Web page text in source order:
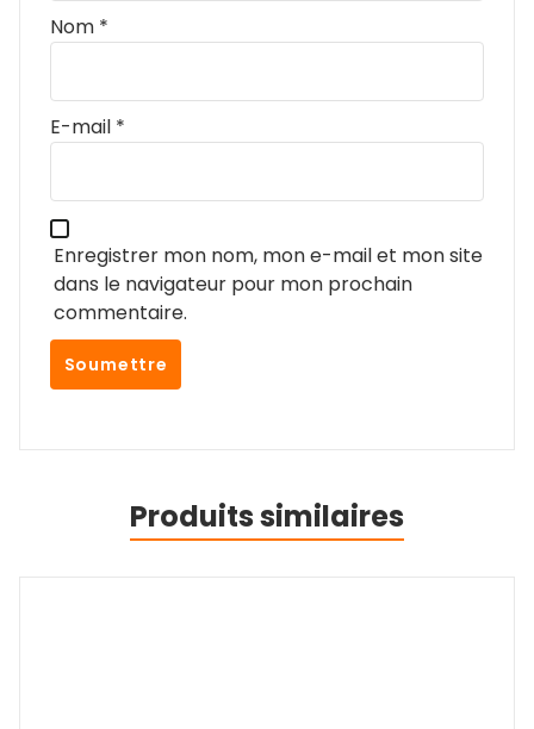
Votre note
Votre avis*
Nom
E-mail*
dans le navigateur pour mon prochain
commentaire.